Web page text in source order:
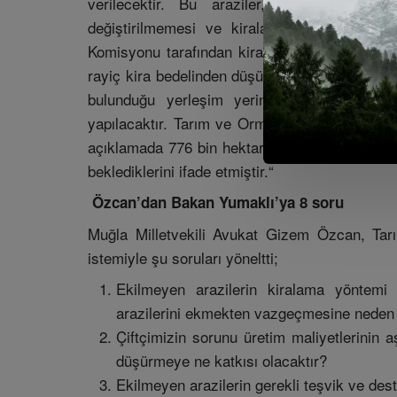
değiştirilmemesi ve kiralayan tarafından
Komisyonu tarafından kiralanacaktır. Kira
rayiç kira bedelinden düşük olmayacaktır.
bulunduğu yerleşim yerinde ikamet
yapılacaktır. Tarım ve Orman Bakanı İbrahim
açıklamada 776 bin hektar ekilemeyen tarım
beklediklerini ifade etmiştir.“
Özcan’dan Bakan Yumaklı’ya 8 soru
Muğla Milletvekili Avukat Gizem Özcan,
istemiyle şu soruları yöneltti;
Ekilmeyen arazilerin kiralama
arazilerini ekmekten vazgeçmesine
Çiftçimizin sorunu üretim maliyetlerinin
düşürmeye ne katkısı olacaktır?
Ekilmeyen arazilerin gerekli teşvik ve